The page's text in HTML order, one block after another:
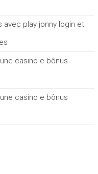
avec play jonny login et
casino e bônus
casino e bônus